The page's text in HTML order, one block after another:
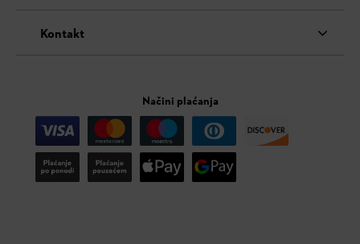
Kontakt
Načini plaćanja